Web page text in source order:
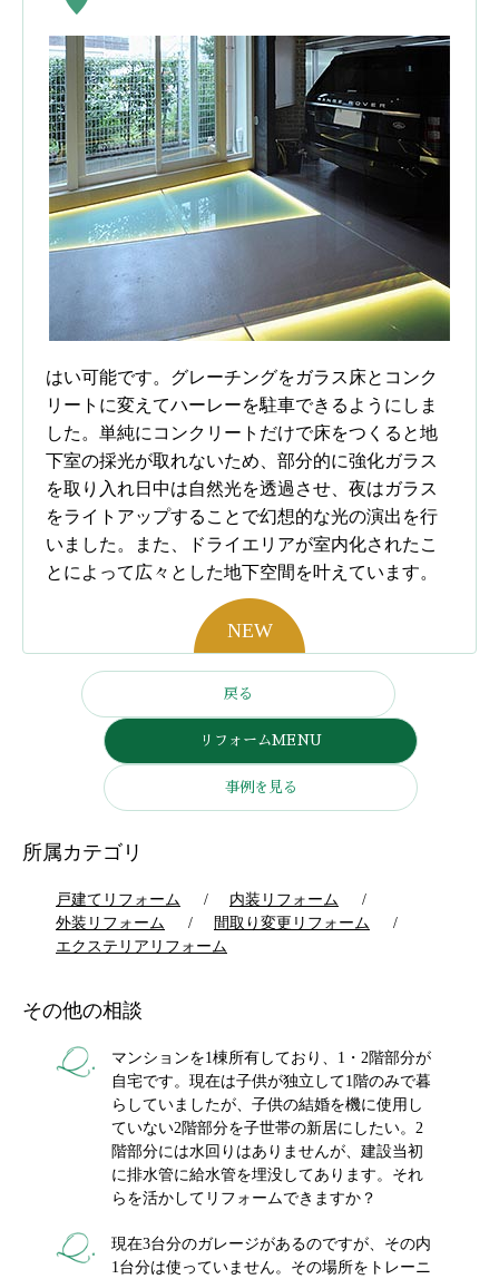
はい可能です。グレーチングをガラス床とコンク
リートに変えてハーレーを駐車できるようにしま
した。単純にコンクリートだけで床をつくると地
下室の採光が取れないため、部分的に強化ガラス
を取り入れ日中は自然光を透過させ、夜はガラス
をライトアップすることで幻想的な光の演出を行
いました。また、ドライエリアが室内化されたこ
とによって広々とした地下空間を叶えています。
戻る
リフォームMENU
事例を見る
所属カテゴリ
戸建てリフォーム
内装リフォーム
外装リフォーム
間取り変更リフォーム
エクステリアリフォーム
その他の相談
マンションを1棟所有しており、1・2階部分が
自宅です。現在は子供が独立して1階のみで暮
らしていましたが、子供の結婚を機に使用し
ていない2階部分を子世帯の新居にしたい。2
階部分には水回りはありませんが、建設当初
に排水管に給水管を埋没してあります。それ
らを活かしてリフォームできますか？
現在3台分のガレージがあるのですが、その内
1台分は使っていません。その場所をトレーニ